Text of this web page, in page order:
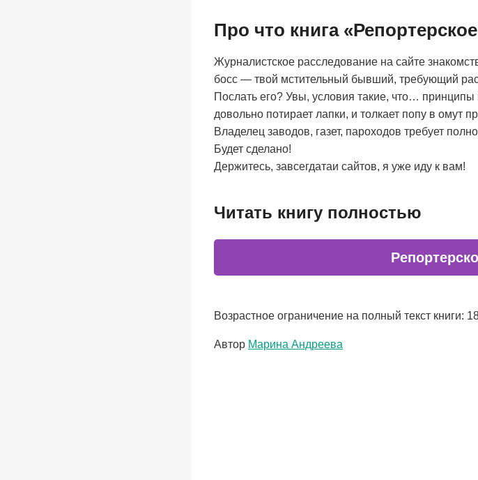
Про что книга
Журналистское расследование на сайте
босс — твой мстительный бывший, требующий
Послать его? Увы, условия такие, что…
довольно потирает лапки, и толкает попу в омут
Владелец заводов, газет, пароходов требует
Будет сделано!
Держитесь, завсегдатаи сайтов, я уже иду к вам!
Читать книгу полностью
Возрастное ограничение на полный текст книги:
Метки
Автор Марина Андреева